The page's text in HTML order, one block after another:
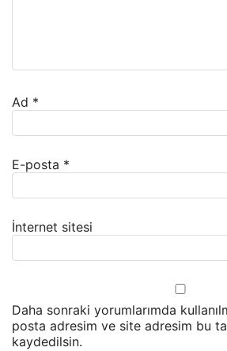
Ad *
E-posta *
İnternet sitesi
Daha sonraki yorumlarımda
posta adresim ve site adresim bu
kaydedilsin.